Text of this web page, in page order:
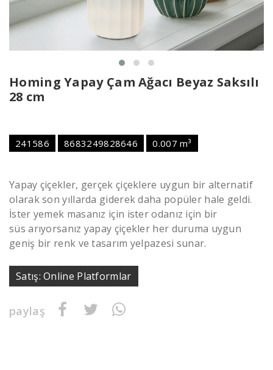
Homing Yapay Çam Ağacı Beyaz Saksılı
28 cm
241586 8683249828646 0.007 m³
Yapay çiçekler, gerçek çiçeklere uygun bir alternatif
olarak son yıllarda giderek daha popüler hale geldi.
İster yemek masanız için ister odanız için bir
süs arıyorsanız yapay çiçekler her duruma uygun
geniş bir renk ve tasarım yelpazesi sunar.
Satış: Online Platformlar
paylaş